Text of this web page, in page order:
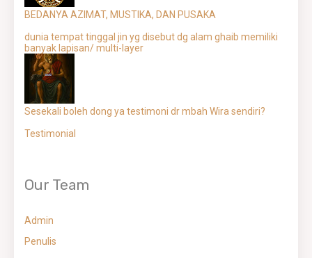
BEDANYA AZIMAT, MUSTIKA, DAN PUSAKA
dunia tempat tinggal jin yg disebut dg alam ghaib memiliki
banyak lapisan/ multi-layer
Sesekali boleh dong ya testimoni dr mbah Wira sendiri?
Testimonial
Our Team
Admin
Penulis